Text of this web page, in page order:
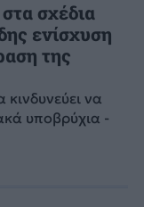
σχέδια
ενίσχυση
της
να
υποβρύχια -